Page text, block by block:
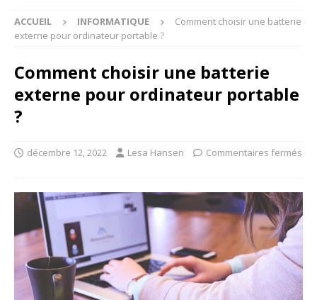
ACCUEIL INFORMATIQUE
Comment choisir une batterie
externe pour ordinateur portable ?
Comment choisir une batterie
externe pour ordinateur portable
?
décembre 12, 2022 Lesa Hansen Commentaires fermés